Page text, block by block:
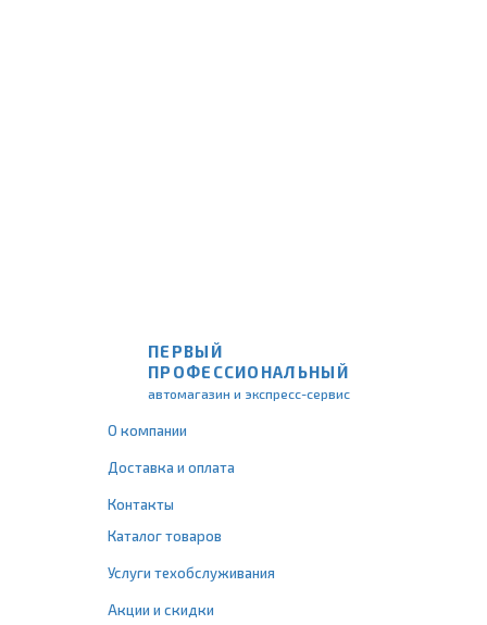
ПЕРВЫЙ
ПРОФЕССИОНАЛЬНЫЙ
автомагазин и экспресс-сервис
О компании
Доставка и оплата
Контакты
Каталог товаров
Услуги техобслуживания
Акции и скидки